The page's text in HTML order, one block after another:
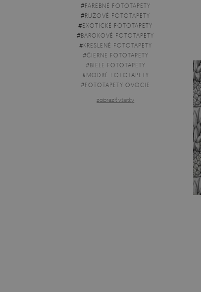
#FAREBNÉ FOTOTAPETY
#RUŽOVÉ FOTOTAPETY
#EXOTICKÉ FOTOTAPETY
#BAROKOVÉ FOTOTAPETY
#KRESLENÉ FOTOTAPETY
#ČIERNE FOTOTAPETY
#BIELE FOTOTAPETY
#MODRÉ FOTOTAPETY
#FOTOTAPETY OVOCIE
zobraziť všetky